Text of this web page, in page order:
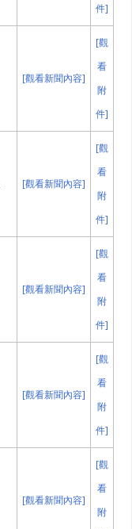
件]
[觀看新聞內容]
[觀
看
附
件]
[觀看新聞內容]
[觀
看
附
件]
[觀看新聞內容]
[觀
看
附
件]
[觀看新聞內容]
[觀
看
附
件]
[觀看新聞內容]
[觀
看
附